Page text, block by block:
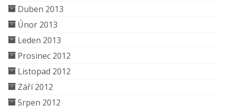
Duben 2013
Únor 2013
Leden 2013
Prosinec 2012
Listopad 2012
Září 2012
Srpen 2012